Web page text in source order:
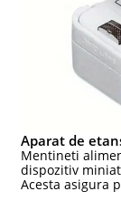
Aparat de
Mentineti
dispozitiv
Acesta asigura